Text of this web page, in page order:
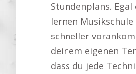
Stundenplans.
lernen
schneller
deinem eigenen
dass du jede